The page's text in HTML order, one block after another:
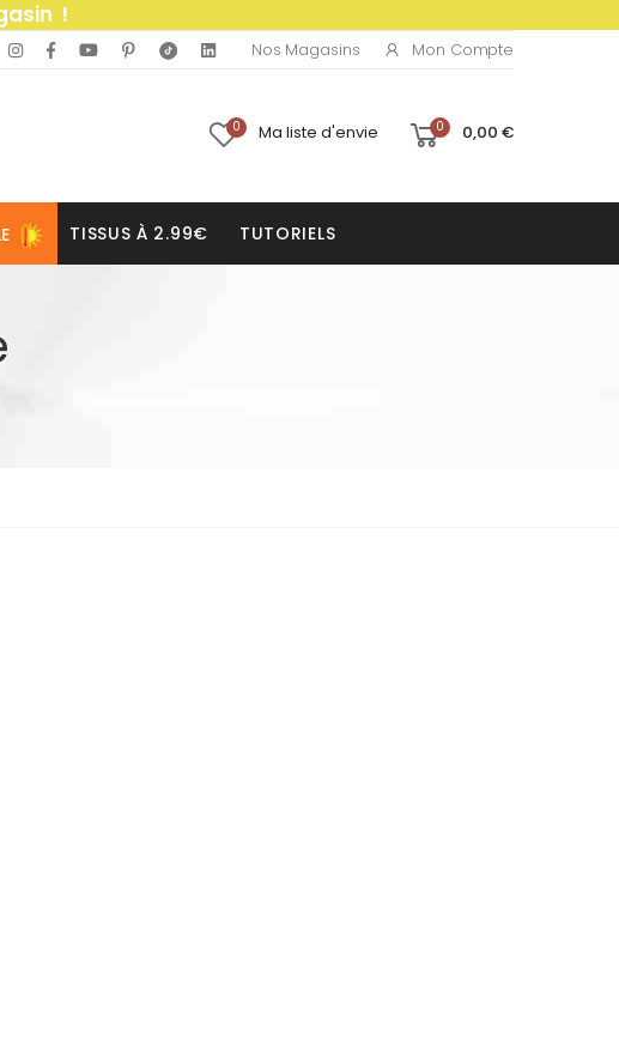
!
Nos Magasins Mon Compte
0 Ma liste d'envie 0 0,00 €
TISSUS À 2.99€ TUTORIELS